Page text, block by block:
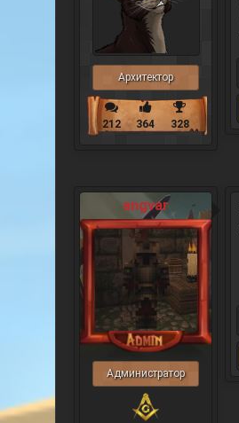
Архитектор
212 364 328
angvar
Администратор